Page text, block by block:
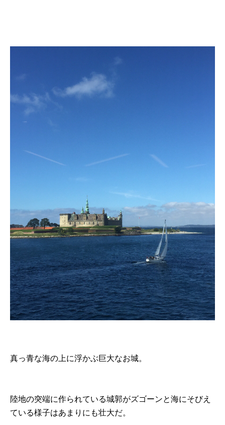
真っ青な海の上に浮かぶ巨大なお城。
陸地の突端に作られている城郭がズゴーンと海にそびえ
ている様子はあまりにも壮大だ。